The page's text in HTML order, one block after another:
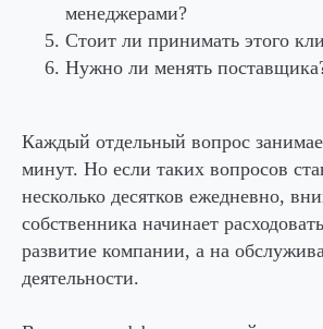
менеджерами?
Стоит ли принимать этого
Нужно ли менять
Каждый отдельный вопрос
минут. Но если таких вопросов
несколько десятков ежедневно,
собственника начинает
развитие компании, а на
деятельности.